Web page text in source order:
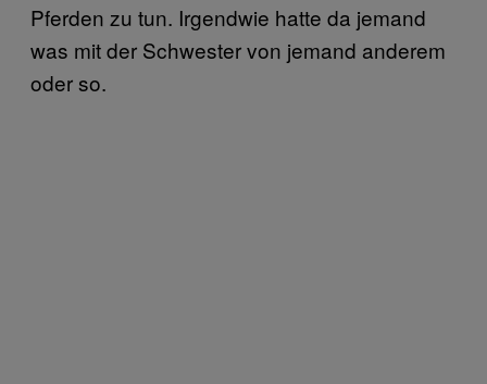
Pferden zu tun. Irgendwie hatte da jemand
was mit der Schwester von jemand anderem
oder so.